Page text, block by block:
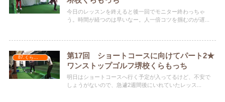
今日のレッスンを終えると後一回でモニター終わっちゃ
う。時間が経つのは早いなー。人一倍コツを掴むのが遅...
第17回 ショートコースに向けてパート2★
ワンストップゴルフ堺校くらもっち
明日はショートコースへ行く予定が入ってるけど、不安で
しょうがないので、急遽2週間後にいれていたレッス...